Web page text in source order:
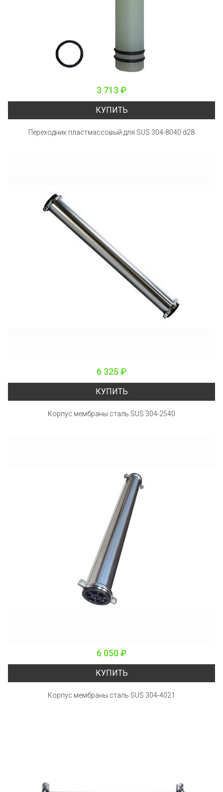
3 713 ₽
КУПИТЬ
Переходник пластмассовый для SUS 304-8040 d28
6 325 ₽
КУПИТЬ
Корпус мембраны сталь SUS 304-2540
6 050 ₽
КУПИТЬ
Корпус мембраны сталь SUS 304-4021